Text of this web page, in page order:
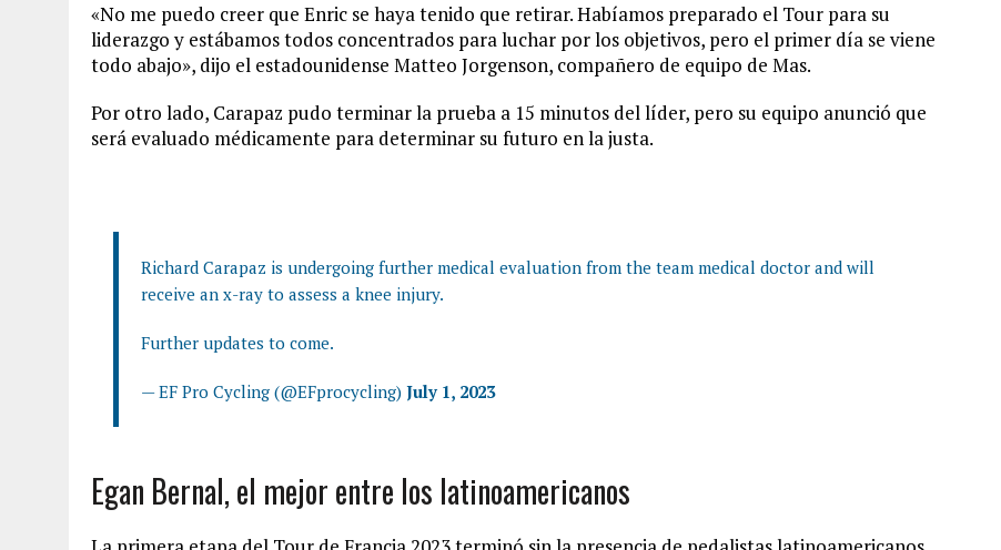
«No me puedo creer que Enric se haya tenido que retirar. Habíamos preparado el Tour para su
liderazgo y estábamos todos concentrados para luchar por los objetivos, pero el primer día se viene
todo abajo», dijo el estadounidense Matteo Jorgenson, compañero de equipo de Mas.
Por otro lado, Carapaz pudo terminar la prueba a 15 minutos del líder, pero su equipo anunció que
será evaluado médicamente para determinar su futuro en la justa.
Richard Carapaz is undergoing further medical evaluation from the team medical doctor and will
receive an x-ray to assess a knee injury.
Further updates to come.
— EF Pro Cycling (@EFprocycling) July 1, 2023
Egan Bernal, el mejor entre los latinoamericanos